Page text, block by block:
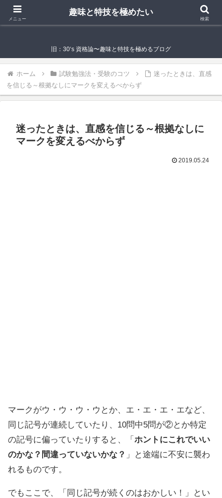
趣味と特技を極めたい
旧：30‘s 資格論〜趣味と特技を極めるブログ
ホーム 試験勉強法・受験のコツ
迷ったときは、直感
を信じる～根拠なしにマークを変えるべからず
迷ったときは、直感を信じる～根拠なしに
マークを変えるべからず
2019.05.24
マークがウ・ウ・ウ・ウとか、エ・エ・エ・エなど、
同じ記号が連続していたり、10問中5問が②とか特定
の記号に偏っていたりすると、「 ホントにこれでいい
のかな？間違っていないかな？ 」と途端に不安に襲わ
れるものです。
でもここで、「同じ記号が続くのはおかしい！」とい
メニュー
趣味と特技を極めたい
検索